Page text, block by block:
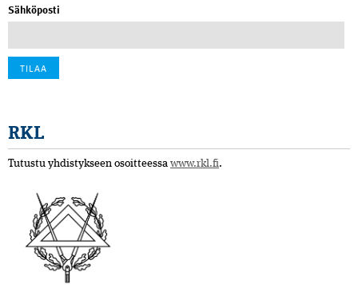
Sähköposti
RKL
Tutustu yhdistykseen osoitteessa www.rkl.fi.